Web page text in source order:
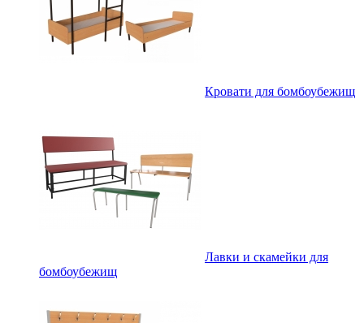
Кровати для бомбоубежищ
Лавки и скамейки для
бомбоубежищ